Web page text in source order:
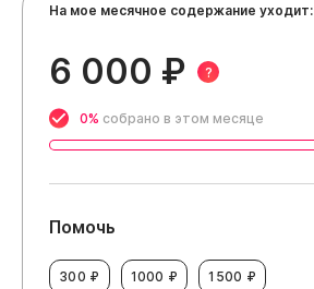
На мое месячное содержание уходит:
6 000 ₽ ?
0% собрано в этом месяце
Помочь
300 ₽ 1000 ₽ 1500 ₽